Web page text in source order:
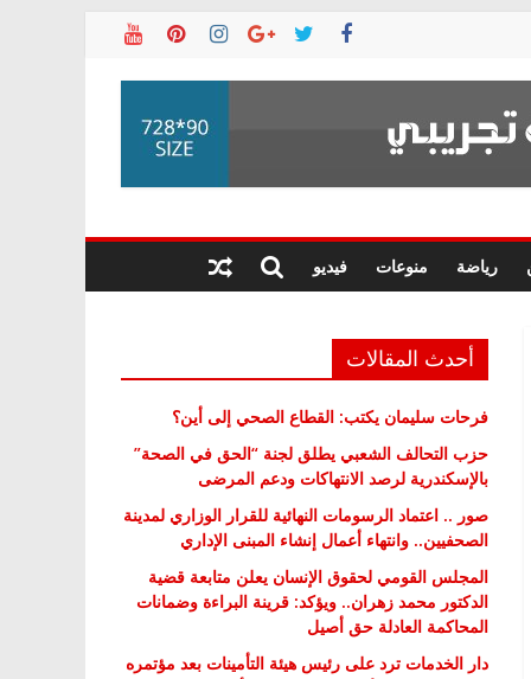
رياضة منوعات فيديو
أحدث المقالات
فرحات سليمان يكتب: القطاع الصحي إلى أين؟
حزب التحالف الشعبي يطلق لجنة “الحق في الصحة”
بالإسكندرية لرصد الانتهاكات ودعم المرضى
صور .. اعتماد الرسومات النهائية للقرار الوزاري لمدينة
الصحفيين.. وانتهاء أعمال إنشاء المبنى الإداري
المجلس القومي لحقوق الإنسان يعلن متابعة قضية
الدكتور محمد زهران.. ويؤكد: قرينة البراءة وضمانات
المحاكمة العادلة حق أصيل
دار الخدمات ترد على رئيس هيئة التأمينات بعد مؤتمره